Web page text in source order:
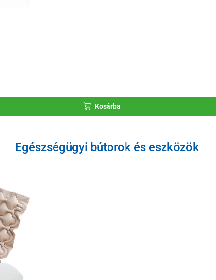
Kosárba
Egészségügyi bútorok és eszközök